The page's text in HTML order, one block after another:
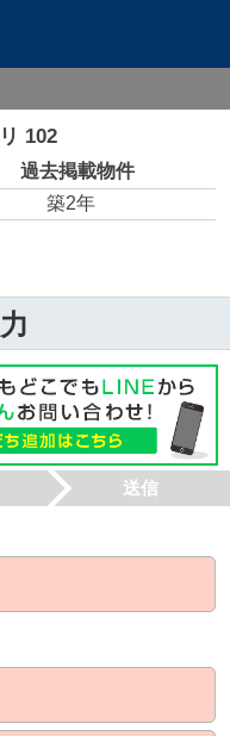
102
過去掲載物件
築2年
送信